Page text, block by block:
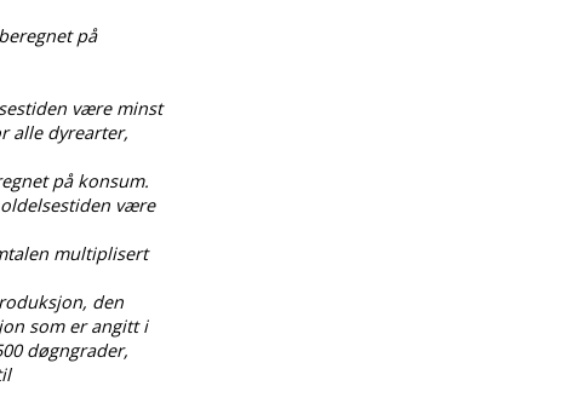
på
være minst
alle dyrearter,
på konsum.
være
multiplisert
den
som er angitt i
døgngrader,